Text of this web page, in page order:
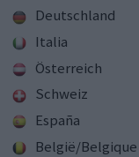
Deutschland
Italia
Österreich
Schweiz
España
België/Belgique